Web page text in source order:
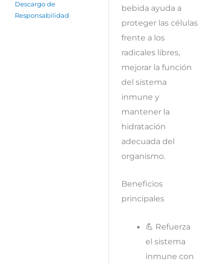
Descargo de
Responsabilidad
bebida ayuda a
proteger las células
frente a los
radicales libres,
mejorar la función
del sistema
inmune y
mantener la
hidratación
adecuada del
organismo.
Beneficios
principales
💪 Refuerza
el sistema
inmune con